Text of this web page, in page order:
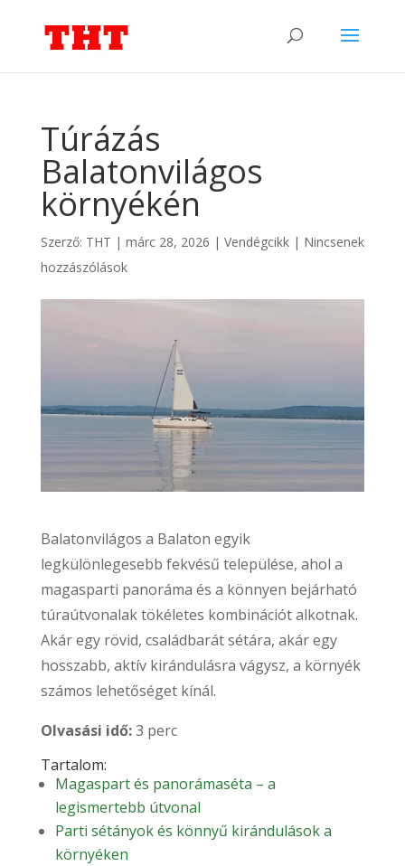
Túrázás
Balatonvilágos
környékén
Szerző: THT | márc 28, 2026 | Vendégcikk| Nincsenek
hozzászólások
Balatonvilágos a Balaton egyik
legkülönlegesebb fekvésű települése, ahol a
magasparti panoráma és a könnyen bejárható
túraútvonalak tökéletes kombinációt alkotnak.
Akár egy rövid, családbarát sétára, akár egy
hosszabb, aktív kirándulásra vágysz, a környék
számos lehetőséget kínál.
Olvasási idő:3 perc
Tartalom:
Magaspart és panorámaséta – a
legismertebb útvonal
Parti sétányok és könnyű kirándulások a
környéken